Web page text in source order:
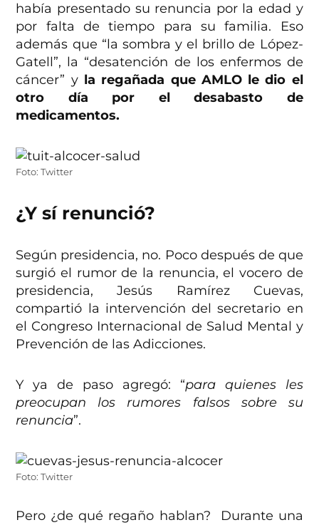
había presentado su renuncia por la edad y
por falta de tiempo para su familia. Eso
además que “la sombra y el brillo de López-
Gatell”, la “desatención de los enfermos de
cáncer” y la regañada que AMLO le dio el
otro día por el desabasto de
medicamentos.
Foto: Twitter
¿Y sí renunció?
Según presidencia, no. Poco después de que
surgió el rumor de la renuncia, el vocero de
presidencia, Jesús Ramírez Cuevas,
compartió la intervención del secretario en
el Congreso Internacional de Salud Mental y
Prevención de las Adicciones.
Y ya de paso agregó: “para quienes les
preocupan los rumores falsos sobre su
renuncia”.
Foto: Twitter
Pero ¿de qué regaño hablan? Durante una